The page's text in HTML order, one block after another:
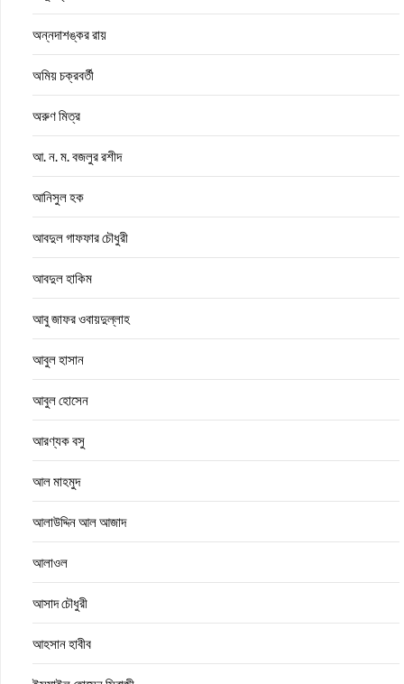
অন্নদাশঙ্কর রায়
অমিয় চক্রবর্তী
অরুণ মিত্র
আ. ন. ম. বজলুর রশীদ
আনিসুল হক
আবদুল গাফফার চৌধুরী
আবদুল হাকিম
আবু জাফর ওবায়দুল্লাহ
আবুল হাসান
আবুল হোসেন
আরণ্যক বসু
আল মাহমুদ
আলাউদ্দিন আল আজাদ
আলাওল
আসাদ চৌধুরী
আহসান হাবীব